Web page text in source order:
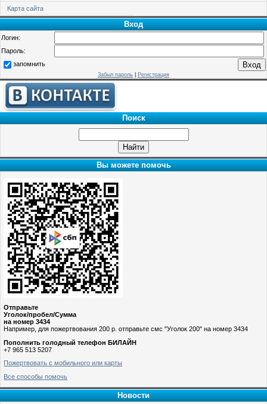
Карта сайта
Вход
Логин:
Пароль:
запомнить
Забыл пароль Регистрация
Поиск
Вы можете помочь
Отправьте
Уголок/пробел/Сумма
на номер 3434
Например, для пожертвования 200 р. отправьте смс "Уголок 200" на номер 3434
Пополнить голодный телефон БИЛАЙН
+7 965 513 5207
Пожертвовать с мобильного или карты
Все способы помочь
Новости